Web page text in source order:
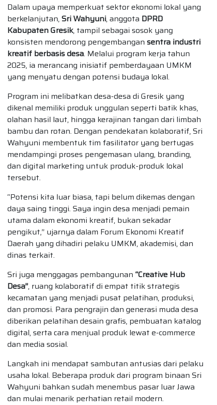
Dalam upaya memperkuat sektor ekonomi lokal yang
berkelanjutan, Sri Wahyuni, anggota DPRD
Kabupaten Gresik, tampil sebagai sosok yang
konsisten mendorong pengembangan sentra industri
kreatif berbasis desa. Melalui program kerja tahun
2025, ia merancang inisiatif pemberdayaan UMKM
yang menyatu dengan potensi budaya lokal.
Program ini melibatkan desa-desa di Gresik yang
dikenal memiliki produk unggulan seperti batik khas,
olahan hasil laut, hingga kerajinan tangan dari limbah
bambu dan rotan. Dengan pendekatan kolaboratif, Sri
Wahyuni membentuk tim fasilitator yang bertugas
mendampingi proses pengemasan ulang, branding,
dan digital marketing untuk produk-produk lokal
tersebut.
“Potensi kita luar biasa, tapi belum dikemas dengan
daya saing tinggi. Saya ingin desa menjadi pemain
utama dalam ekonomi kreatif, bukan sekadar
pengikut,” ujarnya dalam Forum Ekonomi Kreatif
Daerah yang dihadiri pelaku UMKM, akademisi, dan
dinas terkait.
Sri juga menggagas pembangunan “Creative Hub
Desa”, ruang kolaboratif di empat titik strategis
kecamatan yang menjadi pusat pelatihan, produksi,
dan promosi. Para pengrajin dan generasi muda desa
diberikan pelatihan desain grafis, pembuatan katalog
digital, serta cara menjual produk lewat e-commerce
dan media sosial.
Langkah ini mendapat sambutan antusias dari pelaku
usaha lokal. Beberapa produk dari program binaan Sri
Wahyuni bahkan sudah menembus pasar luar Jawa
dan mulai menarik perhatian retail modern.